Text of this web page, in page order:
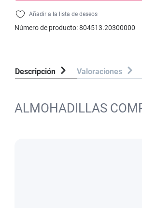
Añadir a la lista de deseos
Número de producto:804513.20300000
Descripción Valoraciones
ALMOHADILLAS